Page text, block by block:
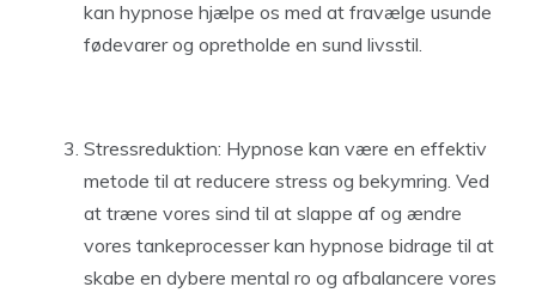
kan hypnose hjælpe os med at fravælge usunde
fødevarer og opretholde en sund livsstil.
Stressreduktion: Hypnose kan være en effektiv
metode til at reducere stress og bekymring. Ved
at træne vores sind til at slappe af og ændre
vores tankeprocesser kan hypnose bidrage til at
skabe en dybere mental ro og afbalancere vores